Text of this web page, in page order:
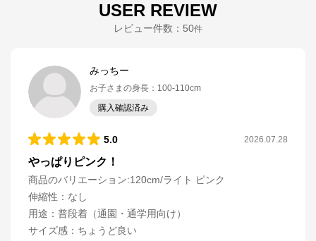
USER REVIEW
レビュー件数： 50件
みっちー
お子さまの身長 ： 100-110cm
購入確認済み
5.0 2026.07.28
やっぱりピンク！
商品のバリエーション:120cm/ライト ピンク
伸縮性 ： なし
用途 ： 普段着（通園・通学用向け）
サイズ感 ： ちょうど良い